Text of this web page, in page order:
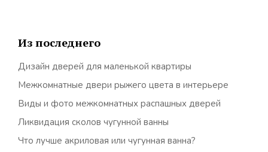
Из последнего
Дизайн дверей для маленькой квартиры
Межкомнатные двери рыжего цвета в интерьере
Виды и фото межкомнатных распашных дверей
Ликвидация сколов чугунной ванны
Что лучше акриловая или чугунная ванна?